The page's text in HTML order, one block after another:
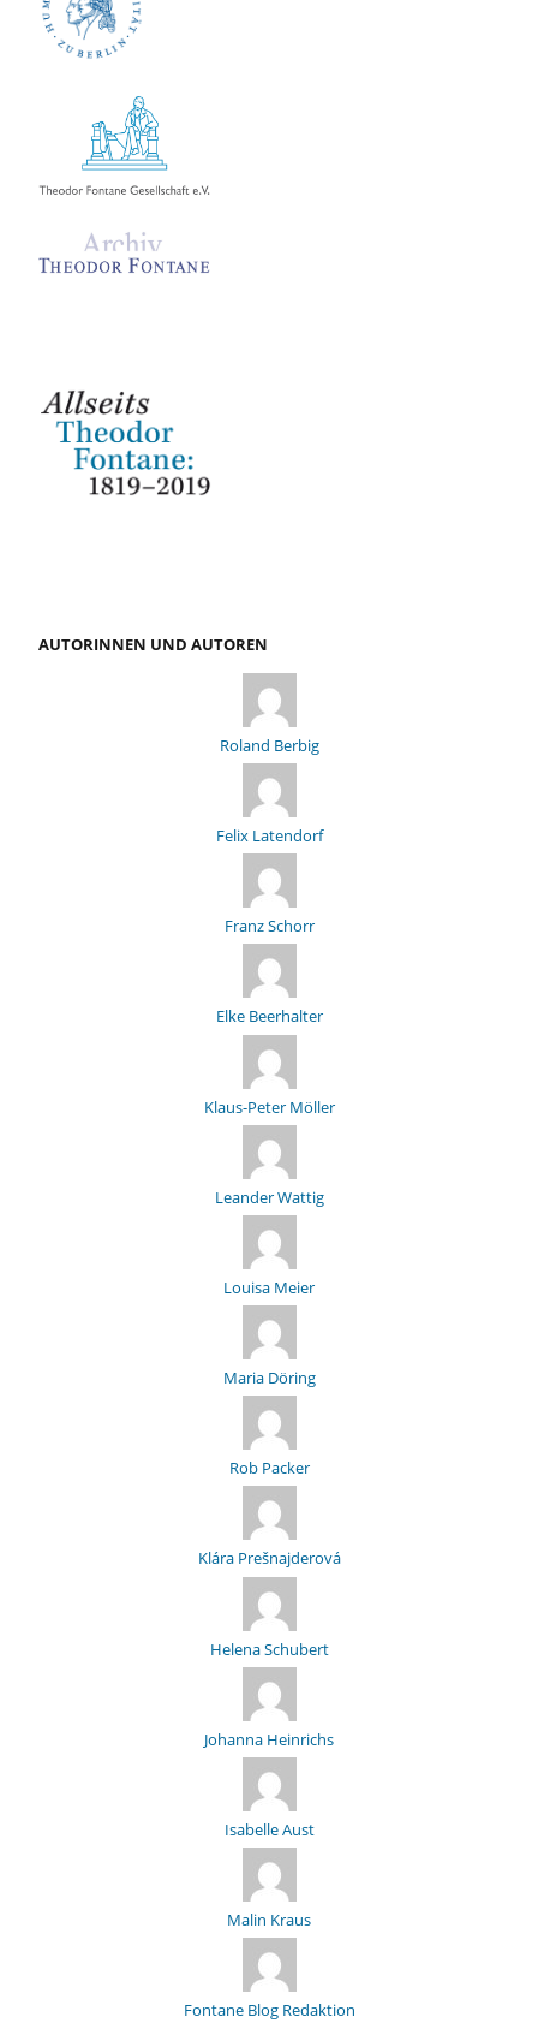
AUTORINNEN UND AUTOREN
Roland Berbig
Felix Latendorf
Franz Schorr
Elke Beerhalter
Klaus-Peter Möller
Leander Wattig
Louisa Meier
Maria Döring
Rob Packer
Klára Prešnajderová
Helena Schubert
Johanna Heinrichs
Isabelle Aust
Malin Kraus
Fontane Blog Redaktion